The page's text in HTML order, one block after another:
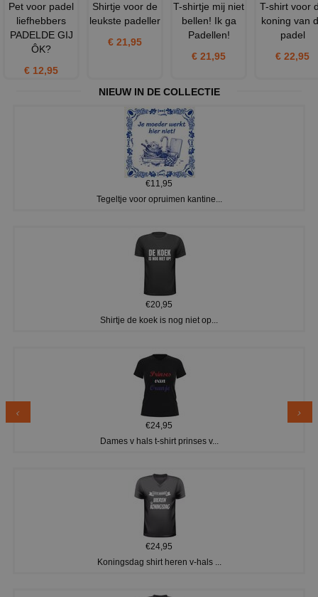
Pet voor padel
liefhebbers
PADELDE GIJ
ÔK?
€ 12,95
Shirtje voor de
leukste padeller
€ 21,95
T-shirtje mij niet
bellen! Ik ga
Padellen!
€ 21,95
T-shirt voor
koning van
padel
€ 22,95
NIEUW IN DE COLLECTIE
€11,95
Tegeltje voor opruimen kantine...
€20,95
Shirtje de koek is nog niet op...
€24,95
Dames v hals t-shirt prinses v...
€24,95
Koningsdag shirt heren v-hals ...